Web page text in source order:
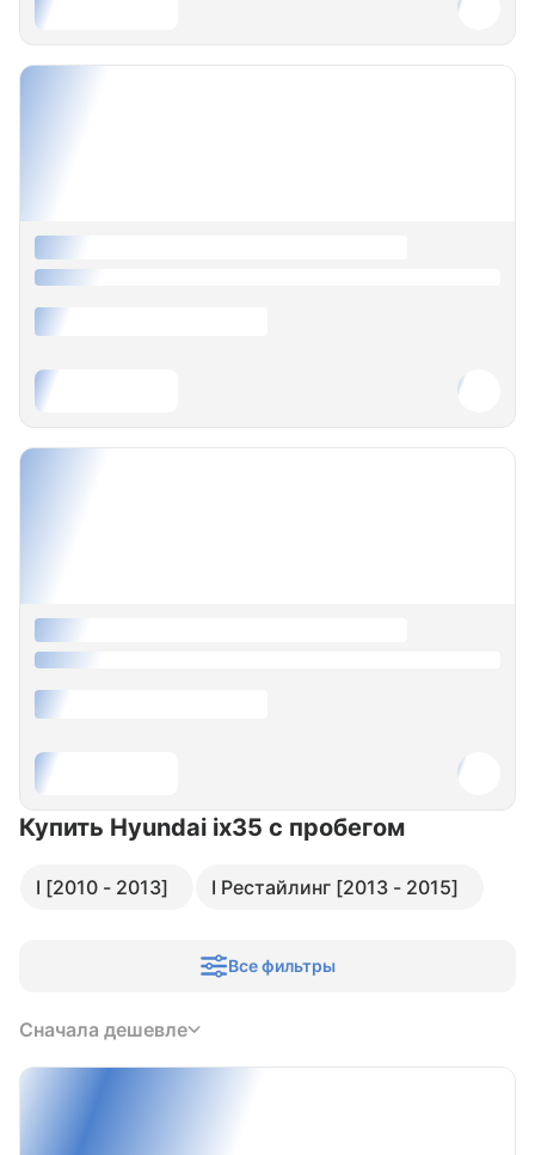
Купить Hyundai ix35 с пробегом
I [2010 - 2013] I Рестайлинг [2013 - 2015]
Все фильтры
Сначала дешевле